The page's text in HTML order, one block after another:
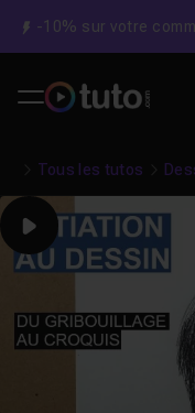
-10% sur votre
Tous les tutos
Play